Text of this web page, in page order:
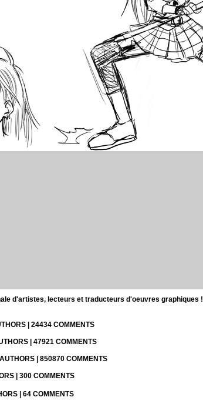
d'artistes, lecteurs et traducteurs d'oeuvres graphiques !
| 24434 COMMENTS
| 47921 COMMENTS
| 850870 COMMENTS
| 300 COMMENTS
| 64 COMMENTS